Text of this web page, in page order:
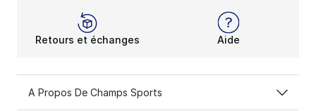
Retours et échanges Aide
A Propos De Champs Sports